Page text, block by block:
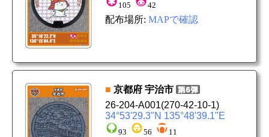
105 42
配布場所: MAPで確認
■ 京都府 宇治市
26-204-A001(270-42-10-1)
34°53'29.3"N 135°48'39.1"E
93 56 11